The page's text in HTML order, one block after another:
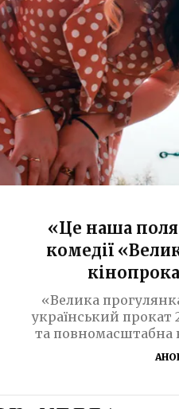
«Це наша
комедії
«Велика
український прокат
та повномасштабна